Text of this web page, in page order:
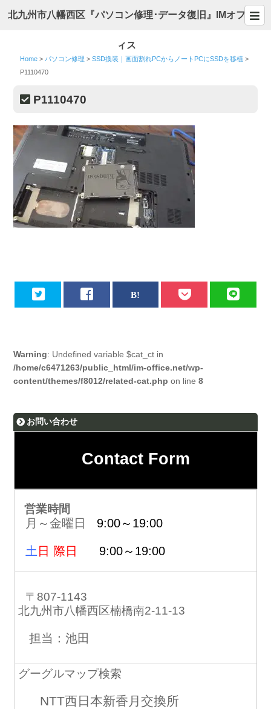
北九州市八幡西区『パソコン修理･データ復旧』IMオフ
ィス
Home > パソコン修理 >SSD換装｜画面割れPCからノートPCにSSDを移植 >
P1110470
P1110470
Warning: Undefined variable $cat_ct in
/home/c6471263/public_html/im-office.net/wp-
content/themes/f8012/related-cat.php on line8
お問い合わせ
Contact Form
営業時間
月～金曜日 9:00～19:00
土 日 際日 9:00～19:00
〒807-1143
北九州市八幡西区楠橋南2-11-13
担当：池田
グーグルマップ検索
NTT西日本新香月交換所